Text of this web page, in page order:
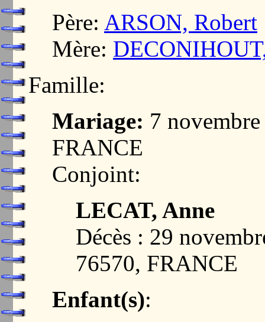
Père: ARSON, Robert
Mère:
Famille:
Mariage: 7
FRANCE
Conjoint:
LECAT, Anne
Décès : 29
76570, FRANCE
Enfant(s):